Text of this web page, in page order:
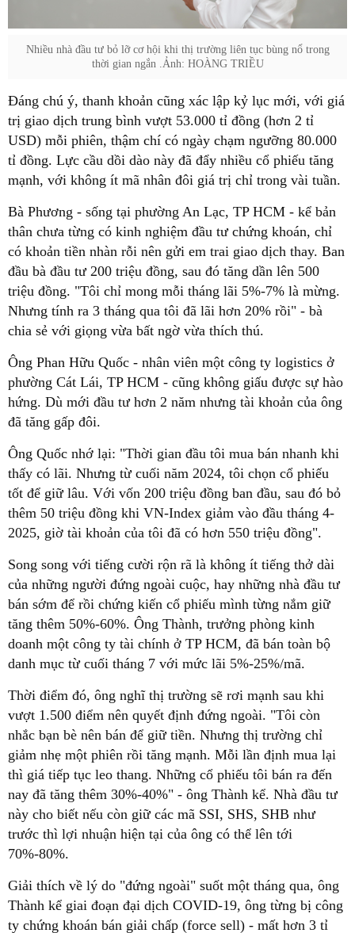
Nhiều nhà đầu tư bỏ lỡ cơ hội khi thị trường liên tục bùng nổ trong
thời gian ngắn .Ảnh: HOÀNG TRIỀU
Đáng chú ý, thanh khoản cũng xác lập kỷ lục mới, với giá
trị giao dịch trung bình vượt 53.000 tỉ đồng (hơn 2 tỉ
USD) mỗi phiên, thậm chí có ngày chạm ngưỡng 80.000
tỉ đồng. Lực cầu dồi dào này đã đẩy nhiều cổ phiếu tăng
mạnh, với không ít mã nhân đôi giá trị chỉ trong vài tuần.
Bà Phương - sống tại phường An Lạc, TP HCM - kể bản
thân chưa từng có kinh nghiệm đầu tư chứng khoán, chỉ
có khoản tiền nhàn rỗi nên gửi em trai giao dịch thay. Ban
đầu bà đầu tư 200 triệu đồng, sau đó tăng dần lên 500
triệu đồng. "Tôi chỉ mong mỗi tháng lãi 5%-7% là mừng.
Nhưng tính ra 3 tháng qua tôi đã lãi hơn 20% rồi" - bà
chia sẻ với giọng vừa bất ngờ vừa thích thú.
Ông Phan Hữu Quốc - nhân viên một công ty logistics ở
phường Cát Lái, TP HCM - cũng không giấu được sự hào
hứng. Dù mới đầu tư hơn 2 năm nhưng tài khoản của ông
đã tăng gấp đôi.
Ông Quốc nhớ lại: "Thời gian đầu tôi mua bán nhanh khi
thấy có lãi. Nhưng từ cuối năm 2024, tôi chọn cổ phiếu
tốt để giữ lâu. Với vốn 200 triệu đồng ban đầu, sau đó bỏ
thêm 50 triệu đồng khi VN-Index giảm vào đầu tháng 4-
2025, giờ tài khoản của tôi đã có hơn 550 triệu đồng".
Song song với tiếng cười rộn rã là không ít tiếng thở dài
của những người đứng ngoài cuộc, hay những nhà đầu tư
bán sớm để rồi chứng kiến cổ phiếu mình từng nắm giữ
tăng thêm 50%-60%. Ông Thành, trưởng phòng kinh
doanh một công ty tài chính ở TP HCM, đã bán toàn bộ
danh mục từ cuối tháng 7 với mức lãi 5%-25%/mã.
Thời điểm đó, ông nghĩ thị trường sẽ rơi mạnh sau khi
vượt 1.500 điểm nên quyết định đứng ngoài. "Tôi còn
nhắc bạn bè nên bán để giữ tiền. Nhưng thị trường chỉ
giảm nhẹ một phiên rồi tăng mạnh. Mỗi lần định mua lại
thì giá tiếp tục leo thang. Những cổ phiếu tôi bán ra đến
nay đã tăng thêm 30%-40%" - ông Thành kể. Nhà đầu tư
này cho biết nếu còn giữ các mã SSI, SHS, SHB như
trước thì lợi nhuận hiện tại của ông có thể lên tới
70%-80%.
Giải thích về lý do "đứng ngoài" suốt một tháng qua, ông
Thành kể giai đoạn đại dịch COVID-19, ông từng bị công
ty chứng khoán bán giải chấp (force sell) - mất hơn 3 tỉ